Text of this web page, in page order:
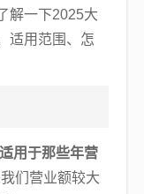
解一下2025大
适用范围、怎
适用于那些年营
们营业额较大